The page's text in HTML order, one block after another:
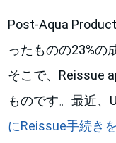
Post-Aqua
ったものの23%の
そこで、Reissue
ものです。最近、
にReissue手続き